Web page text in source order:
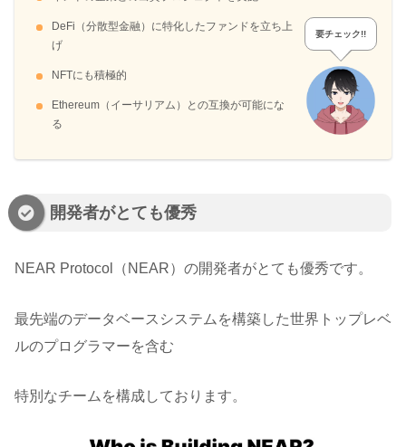
DeFi（分散型金融）に特化したファンドを立ち上
げ
NFTにも積極的
Ethereum（イーサリアム）との互換が可能にな
る
要チェック!!
開発者がとても優秀
NEAR Protocol（NEAR）の開発者がとても優秀です。
最先端のデータベースシステムを構築した世界トップレベ
ルのプログラマーを含む
特別なチームを構成しております。